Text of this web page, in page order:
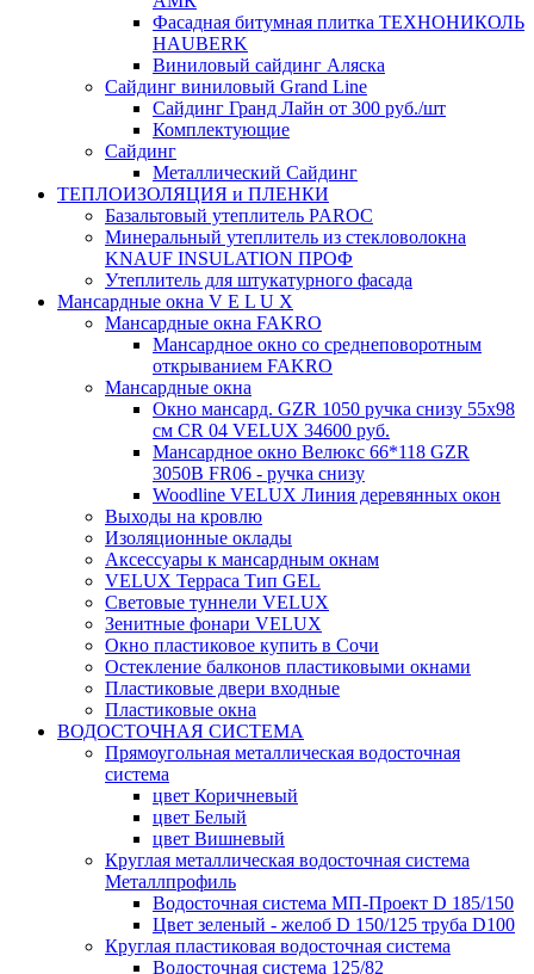
Фасадная битумная плитка ТЕХНОНИКОЛЬ
HAUBERK
Виниловый сайдинг Аляска
Сайдинг виниловый Grand Line
Сайдинг Гранд Лайн от 300 руб./шт
Комплектующие
Сайдинг
Металлический Сайдинг
ТЕПЛОИЗОЛЯЦИЯ и ПЛЕНКИ
Базальтовый утеплитель PAROC
Минеральный утеплитель из стекловолокна
KNAUF INSULATION ПРОФ
Утеплитель для штукатурного фасада
Мансардные окна V E L U X
Мансардные окна FAKRO
Мансардное окно со среднеповоротным
открыванием FAKRO
Мансардные окна
Окно мансард. GZR 1050 ручка снизу 55х98
см CR 04 VELUX 34600 руб.
Мансардное окно Велюкс 66*118 GZR
3050B FR06 - ручка снизу
Woodline VELUX Линия деревянных окон
Выходы на кровлю
Изоляционные оклады
Аксессуары к мансардным окнам
VELUX Терраса Тип GEL
Световые туннели VELUX
Зенитные фонари VELUX
Окно пластиковое купить в Сочи
Остекление балконов пластиковыми окнами
Пластиковые двери входные
Пластиковые окна
ВОДОСТОЧНАЯ СИСТЕМА
Прямоугольная металлическая водосточная
система
цвет Коричневый
цвет Белый
цвет Вишневый
Круглая металлическая водосточная система
Металлпрофиль
Водосточная система МП-Проект D 185/150
Цвет зеленый - желоб D 150/125 труба D100
Круглая пластиковая водосточная система
Водосточная система 125/82